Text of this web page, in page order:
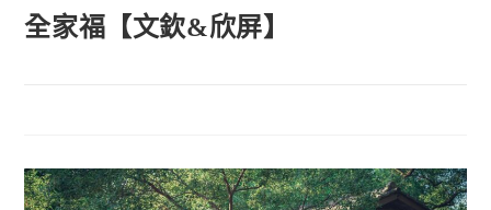
全家福【文欽&欣屏】